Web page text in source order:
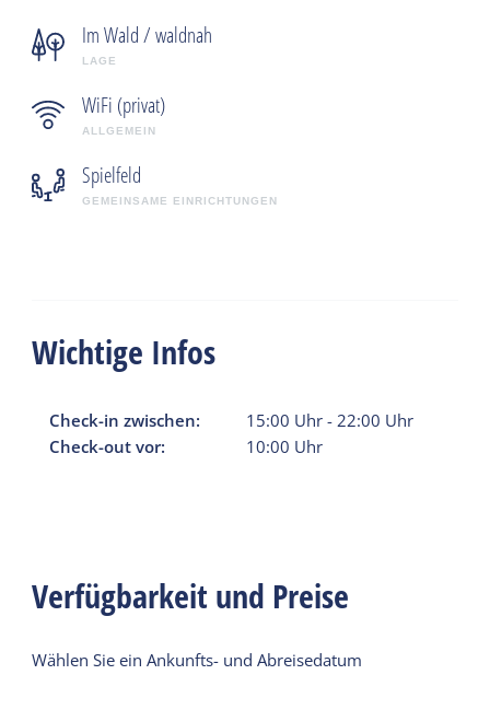
Im Wald / waldnah
LAGE
WiFi (privat)
ALLGEMEIN
Spielfeld
GEMEINSAME EINRICHTUNGEN
Wichtige Infos
Check-in zwischen: 15:00 Uhr -22:00 Uhr
Check-out vor:
10:00 Uhr
Verfügbarkeit und Preise
Wählen Sie ein Ankunfts- und Abreisedatum